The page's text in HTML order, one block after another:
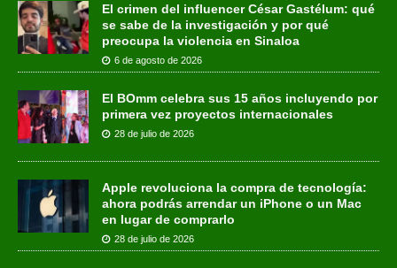
El crimen del influencer César Gastélum: qué
se sabe de la investigación y por qué
preocupa la violencia en Sinaloa
6 de agosto de 2026
El BOmm celebra sus 15 años incluyendo por
primera vez proyectos internacionales
28 de julio de 2026
Apple revoluciona la compra de tecnología:
ahora podrás arrendar un iPhone o un Mac
en lugar de comprarlo
28 de julio de 2026